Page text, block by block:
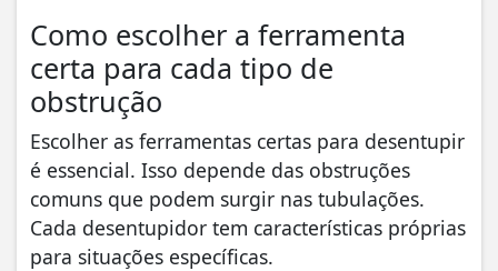
Como escolher a ferramenta
certa para cada tipo de
obstrução
Escolher as ferramentas certas para desentupir
é essencial. Isso depende das obstruções
comuns que podem surgir nas tubulações.
Cada desentupidor tem características próprias
para situações específicas.